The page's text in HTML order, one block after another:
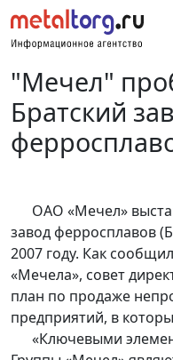
"Мечел"
Братский
ОАО «Мечел»
завод ферросплавов
2007 году. Как
«Мечела», совет
план по продаже
предприятий, в
«Ключевыми